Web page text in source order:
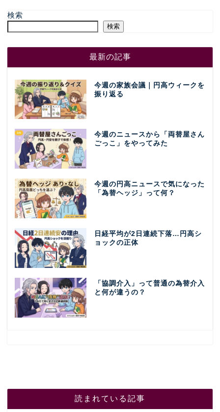
検索
検索
最新の記事
今週の家族会議｜円高ウィークを
振り返る
今週のニュースから「両替屋さん
ごっこ」をやってみた
今週の円高ニュースで気になった
「為替ヘッジ」って何？
日経平均が2日連続下落…円高シ
ョックの正体
「協調介入」って普通の為替介入
と何が違うの？
読まれている記事